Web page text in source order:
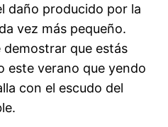
daño producido por la
vez más pequeño.
demostrar que estás
este verano que yendo
con el escudo del